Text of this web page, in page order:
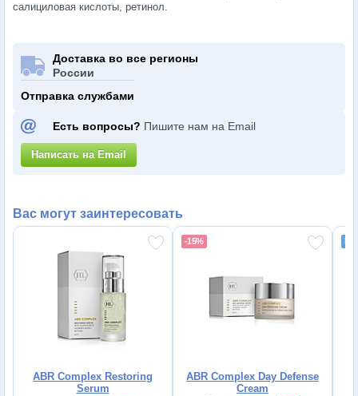
салициловая кислоты, ретинол.
Доставка во все регионы
России
Отправка службами
Есть вопросы? Пишите нам на Email
Написать на Email
Вас могут заинтересовать
ABR Complex Restoring
Serum
ABR Complex Day Defense
Cream
-15%